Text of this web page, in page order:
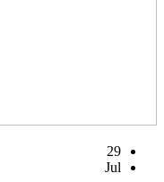
29
Jul